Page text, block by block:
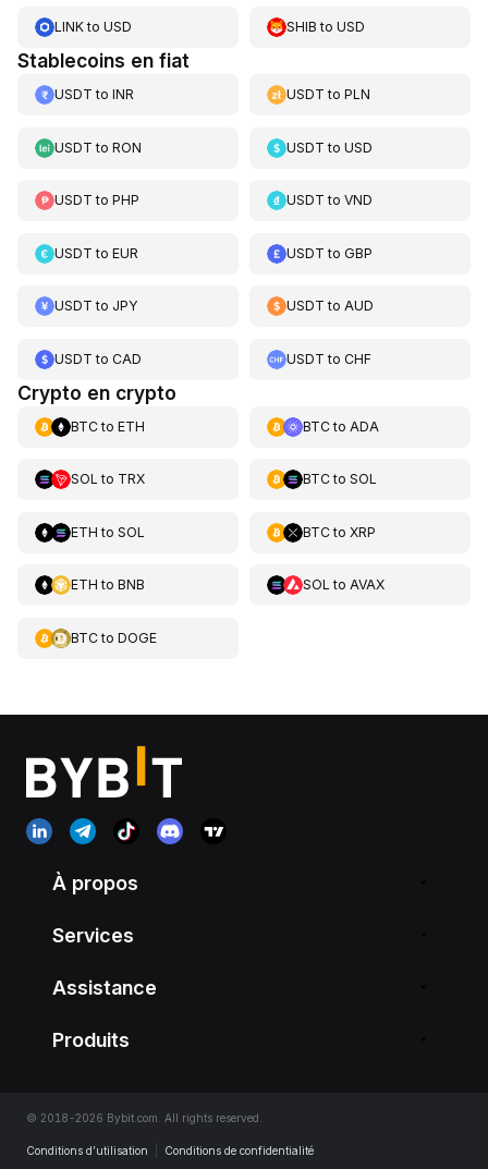
LINKto USD SHIB toUSD
Stablecoins en fiat
USDT to INR USDT toPLN
USDT to RON USDT toUSD
USDT to PHP USDT toVND
USDT to EUR USDT toGBP
USDT to JPY USDT toAUD
USDT to CAD USDT toCHF
Crypto en crypto
BTCto ETH BTCto ADA
SOL to TRX BTCto SOL
ETH to SOL BTCto XRP
ETH to BNB SOL to AVAX
BTCto DOGE
À propos
Services
Assistance
Produits
© 2018-2026 Bybit.com. All rights reserved.
Conditions d’utilisation Conditions de confidentialité